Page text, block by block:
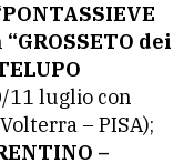
“GROSSETO dei
11 luglio con
– PISA);
–